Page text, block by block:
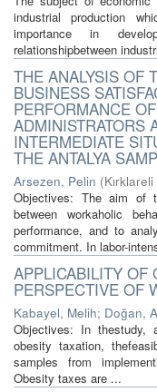
industrial production
importance in
relationshipbetween
THE ANALYSIS OF
BUSINESS
PERFORMANCE
ADMINISTRATORS
INTERMEDIATE
THE ANTALYA
Arsezen, Pelin (
Objectives: The aim of
between workaholic
performance, and to
commitment. In labor-
APPLICABILITY OF
PERSPECTIVE OF
Kabayel, Melih; Doğan,
Objectives: In
obesity taxation,
samples from
Obesity taxes are ...